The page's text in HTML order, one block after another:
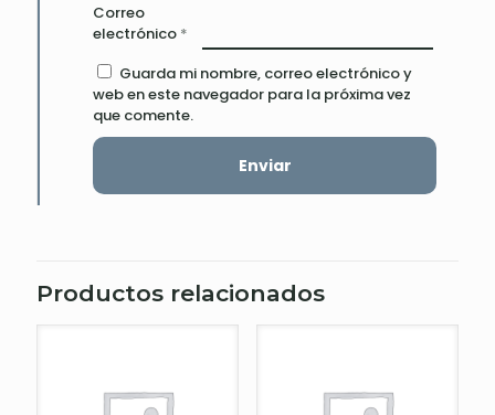
Correo
electrónico *
Guarda mi nombre, correo electrónico y
web en este navegador para la próxima vez
que comente.
Productos relacionados